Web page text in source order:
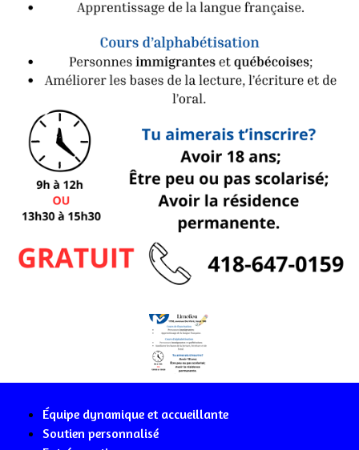
Équipe dynamique et accueillante
Soutien personnalisé